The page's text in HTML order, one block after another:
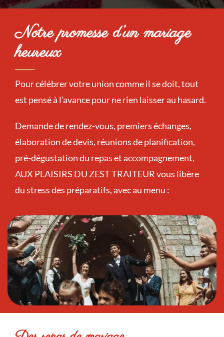
Notre promesse d’un mariage
heureux
Pour célébrer votre union comme il se doit, tout
est pensé à l’avance pour ne rien laisser au hasard.
Demande de rendez-vous, premiers échanges,
élaboration de devis, réunions de planification,
pré-dégustation du repas et accompagnement,
AUX PLAISIRS DU ZEST TRAITEUR vous libère
du stress des préparatifs, avec au menu :